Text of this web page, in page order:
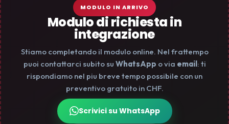
MODULO IN ARRIVO
Modulo di richiesta in
integrazione
Stiamo completando il modulo online. Nel frattempo
puoi contattarci subito su WhatsApp o via email: ti
rispondiamo nel piu breve tempo possibile con un
preventivo gratuito in CHF.
Scrivici su WhatsApp